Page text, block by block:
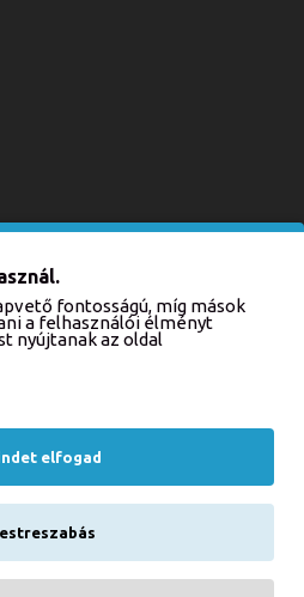
tájékoztatószabályzatot!
fontosságú, míg mások
a felhasználói élményt
nyújtanak az oldal
elfogad